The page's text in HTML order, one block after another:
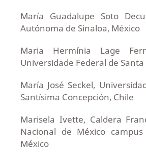
María Guadalupe Soto
Autónoma de Sinaloa, México
Maria Hermínia Lage
Universidade Federal de
María José Seckel,
Santísima Concepción, Chile
Marisela Ivette, Caldera
Nacional de México
México